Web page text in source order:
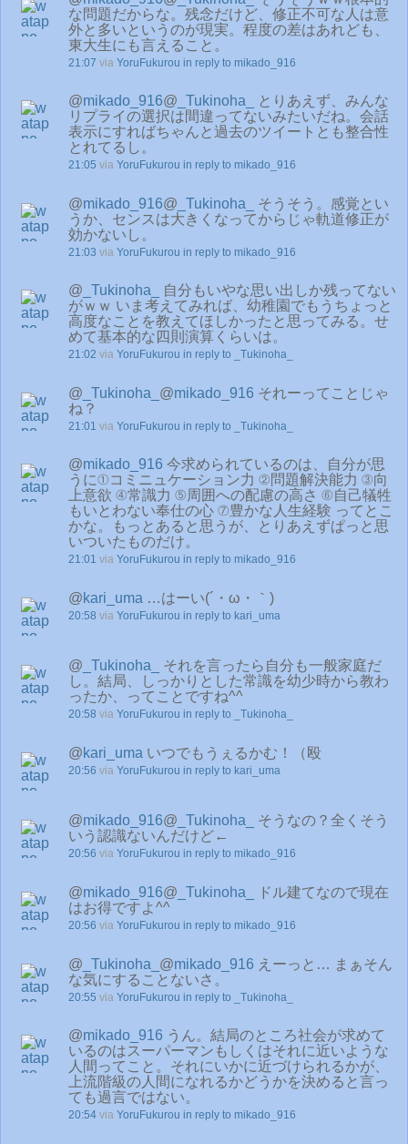
な問題だからな。残念だけど、修正不可な人は意
外と多いというのが現実。程度の差はあれども、
東大生にも言えること。
21:07 via YoruFukurou in reply to mikado_916
@mikado_916@ _Tukinoha_
とりあえず、みんな
リプライの選択は間違ってないみたいだね。会話
表示にすればちゃんと過去のツイートとも整合性
とれてるし。
21:05 via YoruFukurou in reply to mikado_916
@mikado_916@ _Tukinoha_
そうそう。感覚とい
うか、センスは大きくなってからじゃ軌道修正が
効かないし。
21:03 via YoruFukurou in reply to mikado_916
@ _Tukinoha_
自分もいやな思い出しか残ってない
がｗｗ いま考えてみれば、幼稚園でもうちょっと
高度なことを教えてほしかったと思ってみる。せ
めて基本的な四則演算くらいは。
21:02 via YoruFukurou in reply to _Tukinoha_
@ _Tukinoha_ @mikado_916 それーってことじゃ
ね？
21:01 via YoruFukurou in reply to _Tukinoha_
@mikado_916 今求められているのは、自分が思
うに①コミニュケーション力 ②問題解決能力 ③向
上意欲 ④常識力 ⑤周囲への配慮の高さ ⑥自己犠牲
もいとわない奉仕の心 ⑦豊かな人生経験 ってとこ
かな。もっとあると思うが、とりあえずぱっと思
いついたものだけ。
21:01 via YoruFukurou in reply to mikado_916
@kari_uma …はーい(´・ω・｀)
20:58 via YoruFukurou in reply to kari_uma
@ _Tukinoha_
それを言ったら自分も一般家庭だ
し。結局、しっかりとした常識を幼少時から教わ
ったか、ってことですね^^
20:58 via YoruFukurou in reply to _Tukinoha_
@kari_uma いつでもうぇるかむ！（殴
20:56 via YoruFukurou in reply to kari_uma
@mikado_916@ _Tukinoha_
そうなの？全くそう
いう認識ないんだけど←
20:56 via YoruFukurou in reply to mikado_916
@mikado_916@ _Tukinoha_
ドル建てなので現在
はお得ですよ^^
20:56 via YoruFukurou in reply to mikado_916
@ _Tukinoha_ @mikado_916 えーっと… まぁそん
な気にすることないさ。
20:55 via YoruFukurou in reply to _Tukinoha_
@mikado_916 うん。結局のところ社会が求めて
いるのはスーパーマンもしくはそれに近いような
人間ってこと。それにいかに近づけられるかが、
上流階級の人間になれるかどうかを決めると言っ
ても過言ではない。
20:54 via YoruFukurou in reply to mikado_916